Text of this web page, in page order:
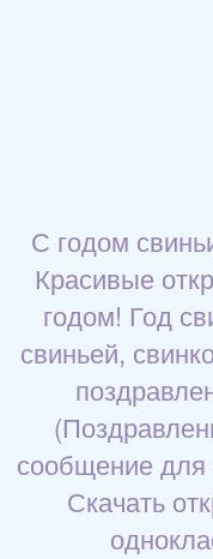
С годом
Красивые
годом! Год
свиньей,
сообщение для
Скачать